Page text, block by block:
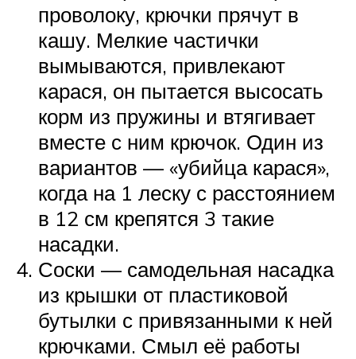
проволоку, крючки прячут в
кашу. Мелкие частички
вымываются, привлекают
карася, он пытается высосать
корм из пружины и втягивает
вместе с ним крючок. Один из
вариантов — «убийца карася»,
когда на 1 леску с расстоянием
в 12 см крепятся 3 такие
насадки.
Соски — самодельная насадка
из крышки от пластиковой
бутылки с привязанными к ней
крючками. Смыл её работы